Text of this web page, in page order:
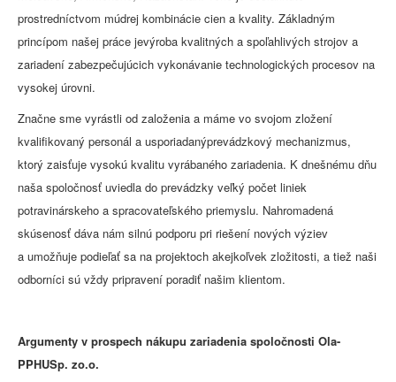
prostredníctvom múdrej kombinácie cien a kvality. Základným
princípom našej práce jevýroba kvalitných a spoľahlivých strojov a
zariadení zabezpečujúcich vykonávanie technologických procesov na
vysokej úrovni.
Značne sme vyrástli od založenia a máme vo svojom zložení
kvalifikovaný personál a usporiadanýprevádzkový mechanizmus,
ktorý zaisťuje vysokú kvalitu vyrábaného zariadenia. K dnešnému dňu
naša spoločnosť uviedla do prevádzky veľký počet liniek
potravinárskeho a spracovateľského priemyslu. Nahromadená
skúsenosť dáva nám silnú podporu pri riešení nových výziev
a umožňuje podieľať sa na projektoch akejkoľvek zložitosti, a tiež naši
odborníci sú vždy pripravení poradiť našim klientom.
Argumenty v prospech nákupu zariadenia spoločnosti Ola-
PPHUSp. zo.o.